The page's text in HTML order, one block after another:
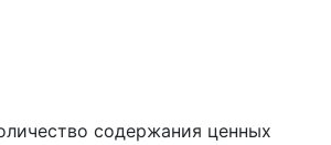
содержания ценных